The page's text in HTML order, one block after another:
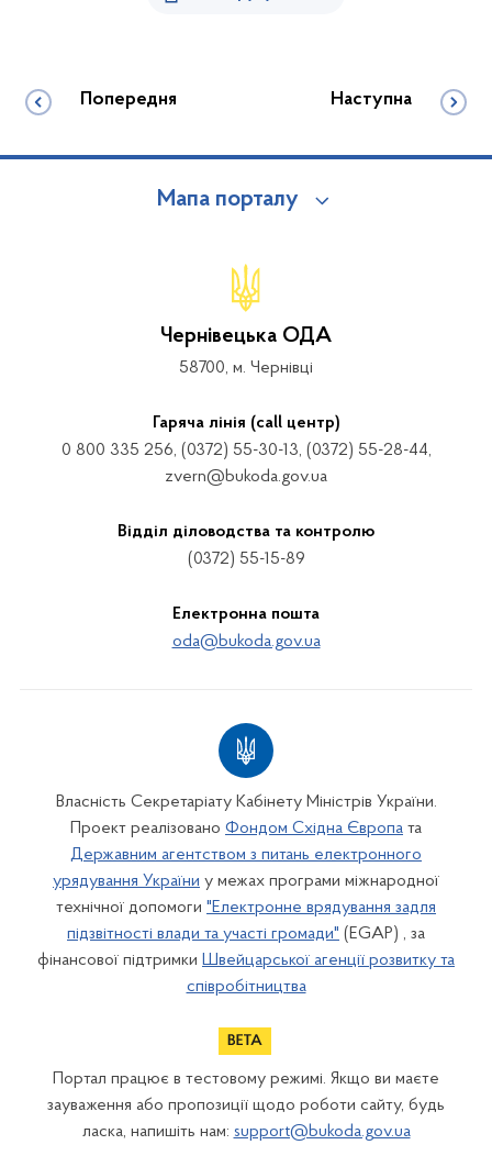
Попередня Наступна
Мапа порталу
Чернівецька ОДА
58700, м. Чернівці
Гаряча лінія (call центр)
0 800 335 256, (0372) 55-30-13, (0372) 55-28-44,
zvern@bukoda.gov.ua
Відділ діловодства та контролю
(0372) 55-15-89
Електронна пошта
oda@bukoda.gov.ua
Власність Секретаріату Кабінету Міністрів України.
Проект реалізовано Фондом Східна Європа та
Державним агентством з питань електронного
урядування України у межах програми міжнародної
технічної допомоги "Електронне врядування задля
підзвітності влади та участі громади" (EGAP) , за
фінансової підтримки Швейцарської агенції розвитку та
співробітництва
Портал працює в тестовому режимі. Якщо ви маєте
зауваження або пропозиції щодо роботи сайту, будь
ласка, напишіть нам: support@bukoda.gov.ua